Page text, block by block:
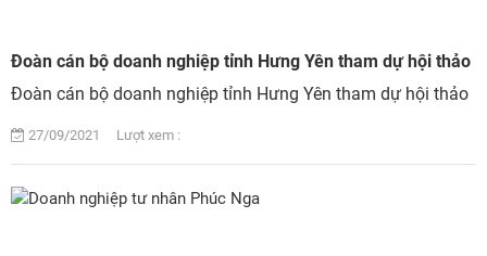
Đoàn cán bộ doanh nghiệp tỉnh Hưng Yên tham dự hội thảo
Đoàn cán bộ doanh nghiệp tỉnh Hưng Yên tham dự hội thảo
27/09/2021 Lượt xem :